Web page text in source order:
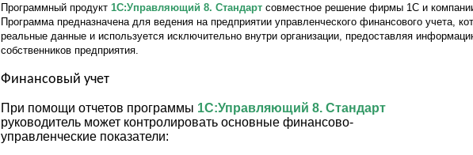
Программный продукт 1С:Управляющий 8. Стандартсовместное решение фирмы 1С и
Программа предназначена для ведения на предприятии управленческого финансового учета,
реальные данные и используется исключительно внутри организации, предоставляя
собственников предприятия.
Финансовый учет
При помощи отчетов программы 1С:Управляющий 8. Стандарт
руководитель может контролировать основные финансово-
управленческие показатели: